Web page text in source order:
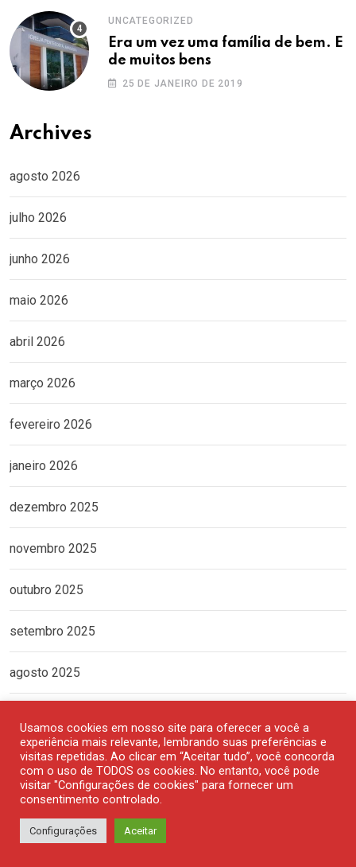
UNCATEGORIZED
Era um vez uma família de bem. E
de muitos bens
25 DE JANEIRO DE 2019
Archives
agosto 2026
julho 2026
junho 2026
maio 2026
abril 2026
março 2026
fevereiro 2026
janeiro 2026
dezembro 2025
novembro 2025
outubro 2025
setembro 2025
agosto 2025
junho 2025
maio 2025
abril 2025
Usamos cookies em nosso site para oferecer a você a
experiência mais relevante, lembrando suas preferências e
visitas repetidas. Ao clicar em “Aceitar tudo”, você concorda
com o uso de TODOS os cookies. No entanto, você pode
visitar "Configurações de cookies" para fornecer um
consentimento controlado.
Configurações Aceitar